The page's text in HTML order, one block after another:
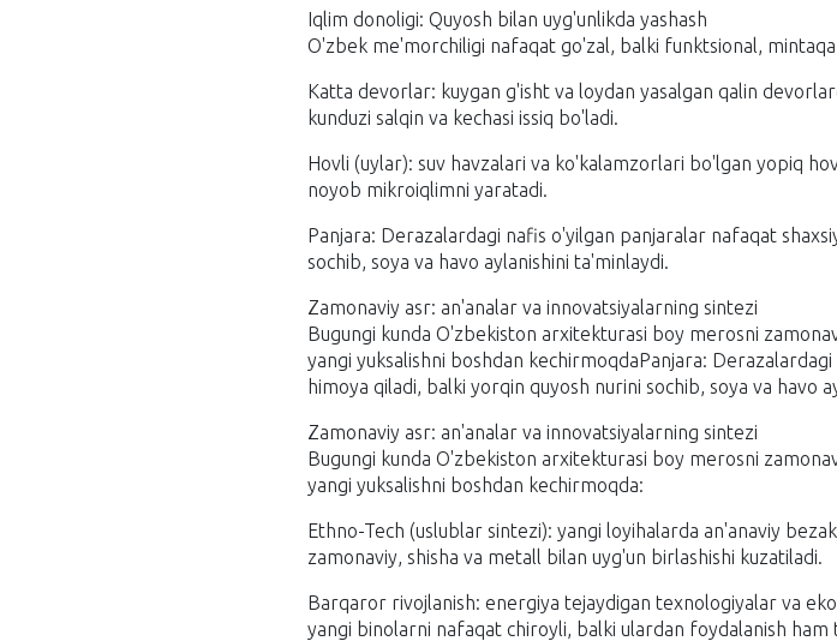
Iqlim donoligi: Quyosh bilan uyg'unlikda yashash
O'zbek me'morchiligi nafaqat go'zal, balki funktsional,
Katta devorlar: kuygan g'isht va loydan yasalgan qalin
kunduzi salqin va kechasi issiq bo'ladi.
Hovli (uylar): suv havzalari va ko'kalamzorlari bo'lgan yopiq
noyob mikroiqlimni yaratadi.
Panjara: Derazalardagi nafis o'yilgan panjaralar nafaqat
sochib, soya va havo aylanishini ta'minlaydi.
Zamonaviy asr: an'analar va innovatsiyalarning sintezi
Bugungi kunda O'zbekiston arxitekturasi boy merosni
yangi yuksalishni boshdan kechirmoqdaPanjara:
himoya qiladi, balki yorqin quyosh nurini sochib, soya va havo
Zamonaviy asr: an'analar va innovatsiyalarning sintezi
Bugungi kunda O'zbekiston arxitekturasi boy merosni
yangi yuksalishni boshdan kechirmoqda:
Ethno-Tech (uslublar sintezi): yangi loyihalarda an'anaviy
zamonaviy, shisha va metall bilan uyg'un birlashishi kuzatiladi.
Barqaror rivojlanish: energiya tejaydigan texnologiyalar va
yangi binolarni nafaqat chiroyli, balki ulardan foydalanish ham